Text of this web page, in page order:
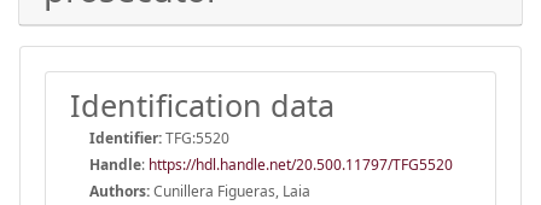
Identification data
Identifier:TFG:5520
Handle: https://hdl.handle.net/20.500.11797/TFG5520
Authors:Cunillera Figueras, Laia